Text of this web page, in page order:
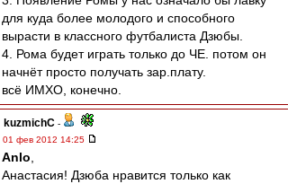
для куда более молодого и способного
вырасти в классного футбалиста Дзюбы.
4. Рома будет играть только до ЧЕ. потом он
начнёт просто получать зар.плату.
всё ИМХО, конечно.
kuzmichC -
01 фев 2012 14:25
Anlo
Анастасия! Дзюба нравится только как